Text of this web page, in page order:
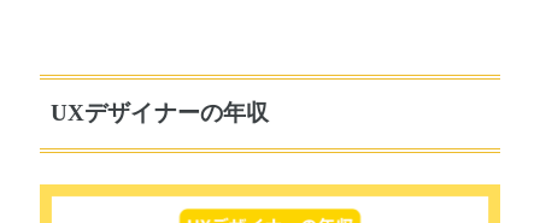
UXデザイナーの年収